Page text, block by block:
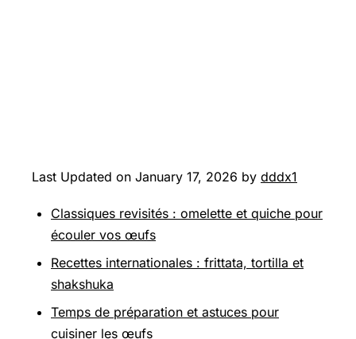
Last Updated on January 17, 2026 by dddx1
Classiques revisités : omelette et quiche pour
écouler vos œufs
Recettes internationales : frittata, tortilla et
shakshuka
Temps de préparation et astuces pour
cuisiner les œufs